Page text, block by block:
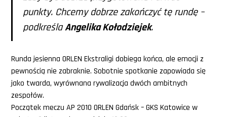
punkty. Chcemy dobrze zakończyć tę rundę –
podkreślaAngelika Kołodziejek.
Runda jesienna ORLEN Ekstraligi dobiega końca, ale emocji z
pewnością nie zabraknie. Sobotnie spotkanie zapowiada się
jako twarda, wyrównana rywalizacja dwóch ambitnych
zespołów.
Początek meczu AP 2010 ORLEN Gdańsk – GKS Katowice w